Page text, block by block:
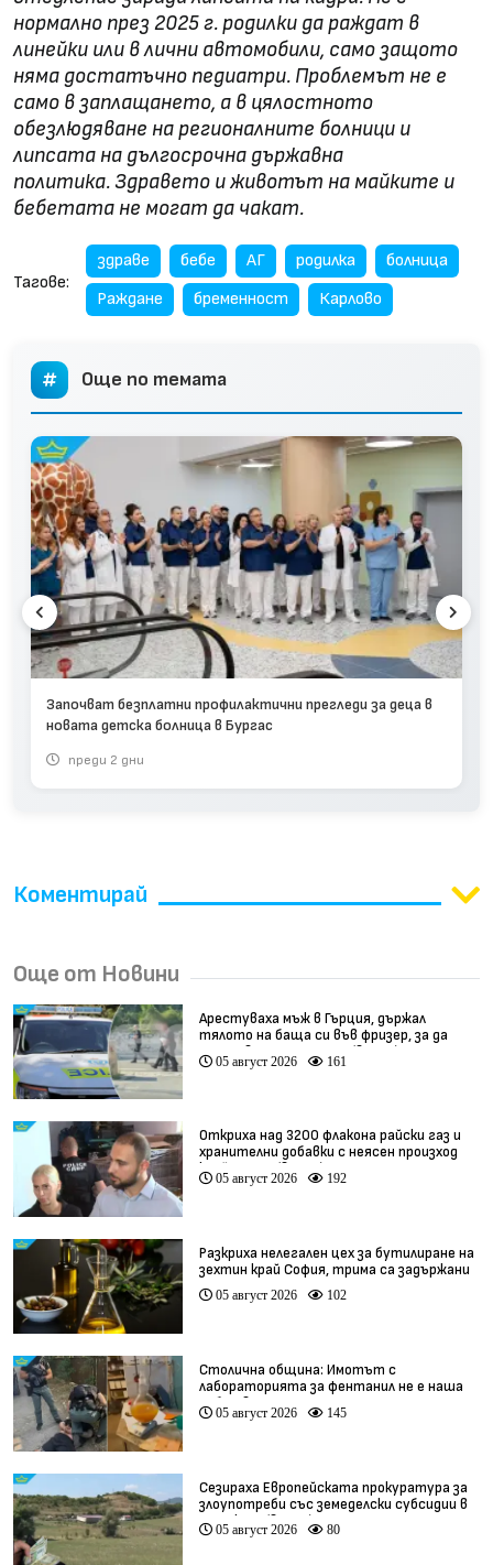
нормално през 2025 г. родилки да раждат в
линейки или в лични автомобили, само защото
няма достатъчно педиатри. Проблемът не е
само в заплащането, а в цялостното
обезлюдяване на регионалните болници и
липсата на дългосрочна държавна
политика. Здравето и животът на майките и
бебетата не могат да чакат.
Тагове:
здраве бебе АГ родилка
болница
Раждане
бременност Карлово
Още по темата
Започват безплатни профилактични прегледи за деца в
новата детска болница в Бургас
преди 2 дни
Коментирай
Още от Новини
Арестуваха мъж в Гърция, държал
тялото на баща си във фризер, за да
получава пенсията му (видео)
05 август 2026 161
Откриха над 3200 флакона райски газ и
хранителни добавки с неясен произход
край София (видео)
05 август 2026 192
Разкриха нелегален цех за бутилиране на
зехтин край София, трима са задържани
05 август 2026 102
Столична община: Имотът с
лабораторията за фентанил не е наша
собственост
05 август 2026 145
Сезираха Европейската прокуратура за
злоупотреби със земеделски субсидии в
Кърджали (видео)
05 август 2026 80